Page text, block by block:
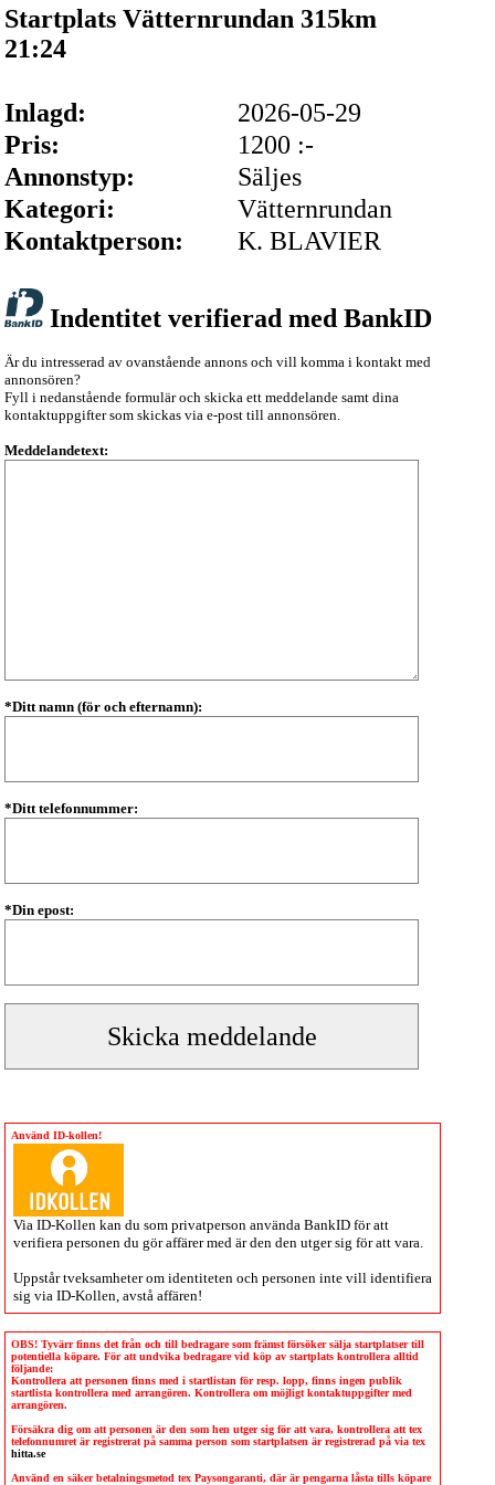
Startplats Vätternrundan 315km
21:24
Inlagd:
2026-05-29
Pris:
1200 :-
Annonstyp:
Säljes
Kategori:
Vätternrundan
Kontaktperson:
K. BLAVIER
Indentitet verifierad med BankID
Är du intresserad av ovanstående annons och vill komma i kontakt med
annonsören?
Fyll i nedanstående formulär och skicka ett meddelande samt dina
kontaktuppgifter som skickas via e-post till annonsören.
Meddelandetext:
*Ditt namn (för och efternamn):
*Ditt telefonnummer:
*Din epost:
Använd ID-kollen!
Via ID-Kollen kan du som privatperson använda BankID för att
verifiera personen du gör affärer med är den den utger sig för att vara.
Uppstår tveksamheter om identiteten och personen inte vill identifiera
sig via ID-Kollen , avstå affären!
OBS! Tyvärr finns det från och till bedragare som främst försöker sälja startplatser till
potentiella köpare. För att undvika bedragare vid köp av startplats kontrollera alltid
följande:
Kontrollera att personen finns med i startlistan för resp. lopp, finns ingen publik
startlista kontrollera med arrangören. Kontrollera om möjligt kontaktuppgifter med
arrangören.
Försäkra dig om att personen är den som hen utger sig för att vara, kontrollera att tex
telefonnumret är registrerat på samma person som startplatsen är registrerad på via tex
hitta.se
Använd en säker betalningsmetod tex Paysongaranti, där är pengarna låsta tills köpare